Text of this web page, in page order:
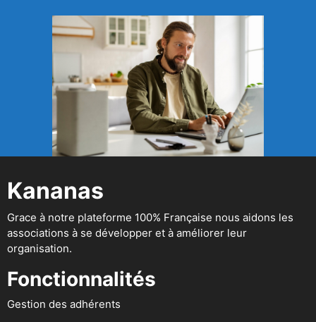
Kananas
Grace à notre plateforme 100% Française nous aidons les
associations à se développer et à améliorer leur
organisation.
Fonctionnalités
Gestion des adhérents